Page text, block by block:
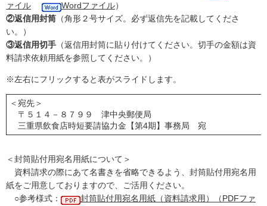
ァイル
Wordファイル）
②返信用封筒 （角形２号サイズ。必ず返信先を記載してくださ
い。）
③返信用切手 （返信用封筒に貼り付けてください。切手の金額は資
料請求依頼用紙を参照してください。）
※左右にフリックすると表がスライドします。
＜宛先＞
〒５１４－８７９９ 津中央郵便局
三重県飲食店時短要請協力金【第4期】事務局 宛
＜封筒貼付用宛名用紙について＞
資料請求の際にあて名書きを省略できるよう、封筒貼付用宛名用
紙をご用意しておりますので、ご活用ください。
○参考様式：
封筒貼付用宛名用紙（資料請求用）（PDFファ